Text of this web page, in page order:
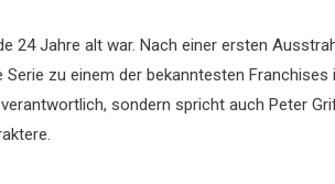
24 Jahre alt war. Nach einer ersten
zu einem der bekanntesten Franchises
sondern spricht auch Peter